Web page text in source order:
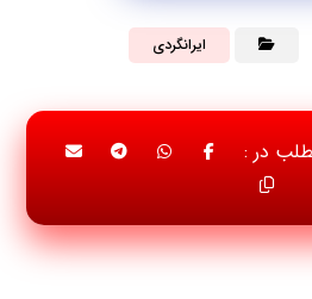
ایرانگردی